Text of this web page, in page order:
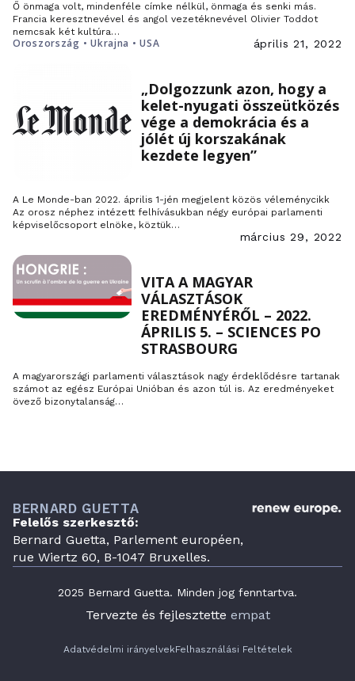
Ő önmaga volt, mindenféle címke nélkül, önmaga és senki más.
Francia keresztnevével és angol vezetéknevével Olivier Toddot
nemcsak két kultúra…
Oroszország • Ukrajna • USA április 21, 2022
„Dolgozzunk azon, hogy a
kelet-nyugati összeütközés
vége a demokrácia és a
jólét új korszakának
kezdete legyen”
A Le Monde-ban 2022. április 1-jén megjelent közös véleménycikk
Az orosz néphez intézett felhívásukban négy európai parlamenti
képviselőcsoport elnöke, köztük…
március 29, 2022
VITA A MAGYAR
VÁLASZTÁSOK
EREDMÉNYÉRŐL – 2022.
ÁPRILIS 5. – SCIENCES PO
STRASBOURG
A magyarországi parlamenti választások nagy érdeklődésre tartanak
számot az egész Európai Unióban és azon túl is. Az eredményeket
övező bizonytalanság…
BERNARD GUETTA
Felelős szerkesztő:
Bernard Guetta, Parlement européen,
rue Wiertz 60, B-1047 Bruxelles.
2025 Bernard Guetta. Minden jog fenntartva.
Tervezte és fejlesztette empat
Adatvédelmi irányelvekFelhasználási Feltételek